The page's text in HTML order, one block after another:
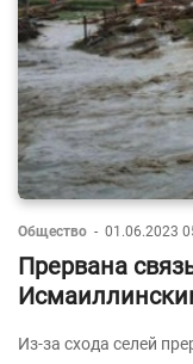
Общество - 01.06.2023
Прервана
Из-за схода селей